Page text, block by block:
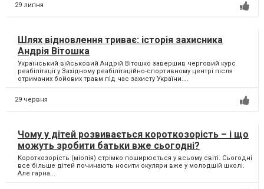
29 липня
Шлях відновлення триває: історія захисника
Андрія Вітошка
Український військовий Андрій Вітошко завершив черговий курс
реабілітації у Західному реабілітаційно-спортивному центрі після
отриманих бойових травм під час захисту України....
29 червня
Чому у дітей розвивається короткозорість – і що
можуть зробити батьки вже сьогодні?
Короткозорість (міопія) стрімко поширюється у всьому світі. Сьогодні
все більше дітей починають носити окуляри вже у молодшій школі.
Але гарна...